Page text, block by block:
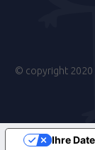
© copyright 2020
Ihre